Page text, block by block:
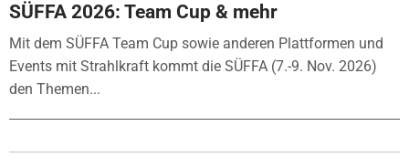
SÜFFA 2026: Team Cup & mehr
Mit dem SÜFFA Team Cup sowie anderen Plattformen und
Events mit Strahlkraft kommt die SÜFFA (7.-9. Nov. 2026)
den Themen...